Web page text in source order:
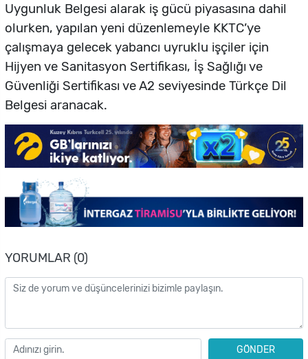
Uygunluk Belgesi alarak iş gücü piyasasına dahil
olurken, yapılan yeni düzenlemeyle KKTC’ye
çalışmaya gelecek yabancı uyruklu işçiler için
Hijyen ve Sanitasyon Sertifikası, İş Sağlığı ve
Güvenliği Sertifikası ve A2 seviyesinde Türkçe Dil
Belgesi aranacak.
YORUMLAR (0)
GÖNDER